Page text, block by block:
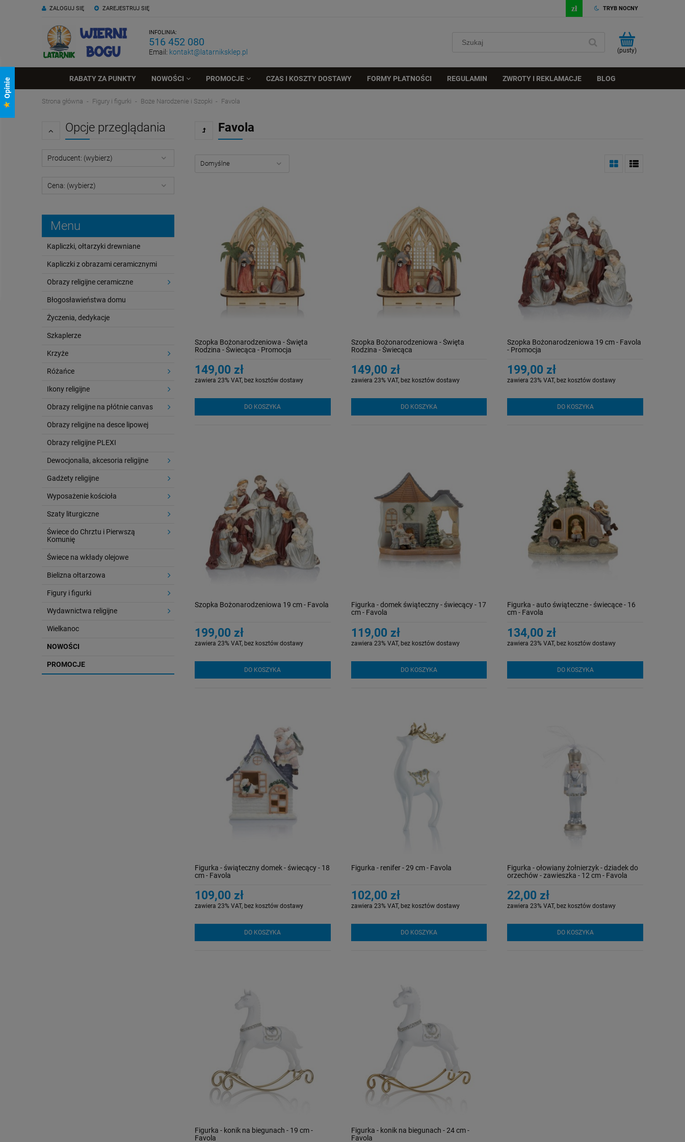
ZAREJESTRUJ SIĘ
ZALOGUJ SIĘ TRYB NOCNY
INFOLINIA:
516 452 080
Email: kontakt@latarniksklep.pl (pusty)
RABATY ZA PUNKTY NOWOŚCI PROMOCJE CZAS I KOSZTY DOSTAWY FORMY PŁATNOŚCI REGULAMIN ZWROTY I REKLAMACJE BLOG
Strona główna Figury i figurki Boże Narodzenie i Szopki Favola
Opcje przeglądania
Producent: (wybierz)
Cena: (wybierz)
Menu
Kapliczki, ołtarzyki drewniane
Kapliczki z obrazami ceramicznymi
Obrazy religijne ceramiczne
Błogosławieństwa domu
Życzenia, dedykacje
Szkaplerze
Krzyże
Różańce
Ikony religijne
Obrazy religijne na płótnie canvas
Obrazy religijne na desce lipowej
Obrazy religijne PLEXI
Dewocjonalia, akcesoria religijne
Gadżety religijne
Wyposażenie kościoła
Szaty liturgiczne
Świece do Chrztu i Pierwszą
Komunię
Świece na wkłady olejowe
Bielizna ołtarzowa
Figury i figurki
Wydawnictwa religijne
Wielkanoc
NOWOŚCI
PROMOCJE
Favola
Szopka Bożonarodzeniowa - Święta
Rodzina - Świecąca - Promocja
149,00 zł
zawiera 23% VAT, bez kosztów dostawy
DO KOSZYKA
Szopka Bożonarodzeniowa - Święta
Rodzina - Świecąca
149,00 zł
zawiera 23% VAT, bez kosztów dostawy
DO KOSZYKA
Szopka Bożonarodzeniowa 19 cm - Favola
- Promocja
199,00 zł
zawiera 23% VAT, bez kosztów dostawy
DO KOSZYKA
Szopka Bożonarodzeniowa 19 cm - Favola
199,00 zł
zawiera 23% VAT, bez kosztów dostawy
DO KOSZYKA
Figurka - domek świąteczny - świecący - 17
cm - Favola
119,00 zł
zawiera 23% VAT, bez kosztów dostawy
DO KOSZYKA
Figurka - auto świąteczne - świecące - 16
cm - Favola
134,00 zł
zawiera 23% VAT, bez kosztów dostawy
DO KOSZYKA
Figurka - świąteczny domek - świecący - 18
cm - Favola
109,00 zł
zawiera 23% VAT, bez kosztów dostawy
DO KOSZYKA
Figurka - renifer - 29 cm - Favola
102,00 zł
zawiera 23% VAT, bez kosztów dostawy
DO KOSZYKA
Figurka - ołowiany żołnierzyk - dziadek do
orzechów - zawieszka - 12 cm - Favola
22,00 zł
zawiera 23% VAT, bez kosztów dostawy
DO KOSZYKA
Figurka - konik na biegunach - 19 cm -
Favola
Figurka - konik na biegunach - 24 cm -
Favola
Opinie